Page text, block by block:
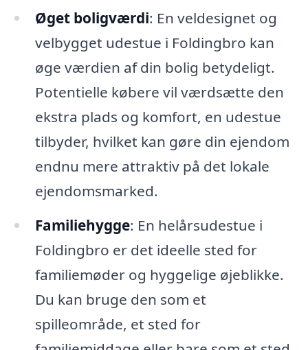
Øget boligværdi: En veldesignet og
velbygget udestue i Foldingbro kan
øge værdien af din bolig betydeligt.
Potentielle købere vil værdsætte den
ekstra plads og komfort, en udestue
tilbyder, hvilket kan gøre din ejendom
endnu mere attraktiv på det lokale
ejendomsmarked.
Familiehygge: En helårsudestue i
Foldingbro er det ideelle sted for
familiemøder og hyggelige øjeblikke.
Du kan bruge den som et
spilleområde, et sted for